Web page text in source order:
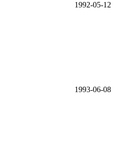
1992-05-12
1993-06-08